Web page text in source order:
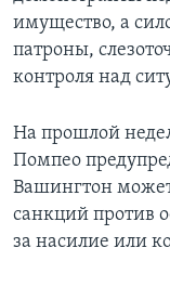
имущество, а
патроны,
контроля над
На прошлой
Помпео
Вашингтон
санкций против
за насилие или